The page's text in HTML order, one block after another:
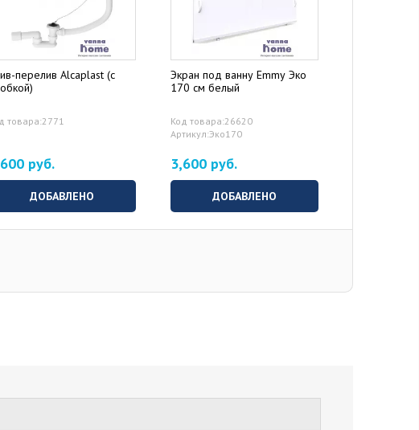
перелив Alcaplast (с
товара:2771
руб.
ДОБАВЛЕНО
Экран под ванну Emmy Эко
170 см белый
Код товара:26620
Артикул:Эко170
3,600 руб.
ДОБАВЛЕНО